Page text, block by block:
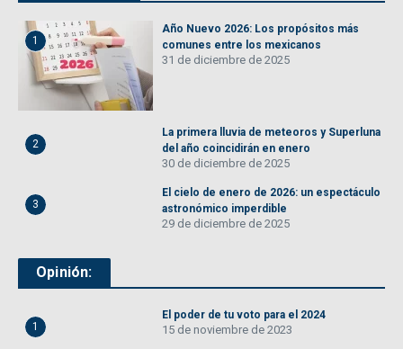
1
Año Nuevo 2026: Los propósitos más
comunes entre los mexicanos
31 de diciembre de 2025
2
La primera lluvia de meteoros y Superluna
del año coincidirán en enero
30 de diciembre de 2025
3
El cielo de enero de 2026: un espectáculo
astronómico imperdible
29 de diciembre de 2025
Opinión:
1
El poder de tu voto para el 2024
15 de noviembre de 2023